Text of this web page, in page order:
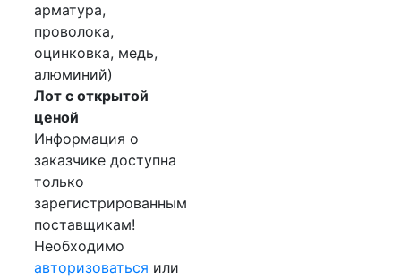
арматура,
проволока,
оцинковка, медь,
алюминий)
Лот с открытой
ценой
Информация о
заказчике доступна
только
зарегистрированным
поставщикам!
Необходимо
авторизоваться или